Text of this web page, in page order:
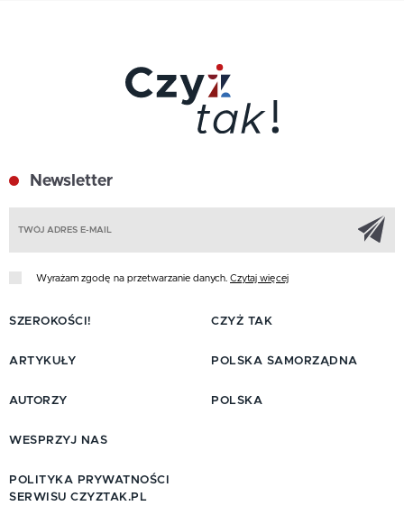
Newsletter
Wyrażam zgodę na przetwarzanie danych. Czytaj więcej
SZEROKOŚCI!
ARTYKUŁY
AUTORZY
CZYŻ TAK
POLSKA SAMORZĄDNA
POLSKA
WESPRZYJ NAS
POLITYKA PRYWATNOŚCI
SERWISU CZYZTAK.PL